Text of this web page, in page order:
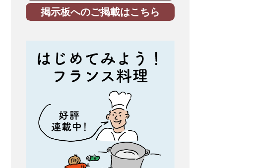
掲示板へのご掲載はこちら